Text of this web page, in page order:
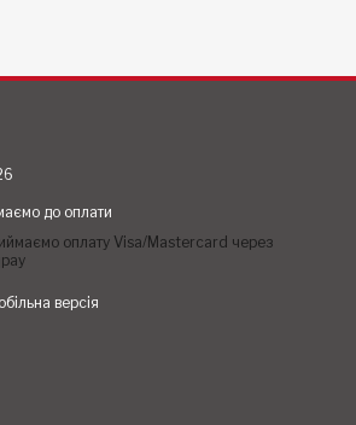
до оплати
версія